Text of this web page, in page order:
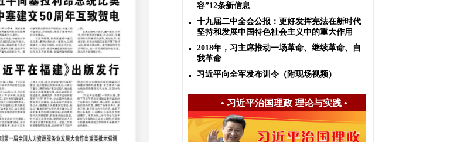
容”12条新信息
十九届二中全会公报：更好发挥宪法在新时代
坚持和发展中国特色社会主义中的重大作用
2018年，习主席推动一场革命、继续革命、自
我革命
习近平向全军发布训令（附现场视频）
• 习近平治国理政 理论与实践•